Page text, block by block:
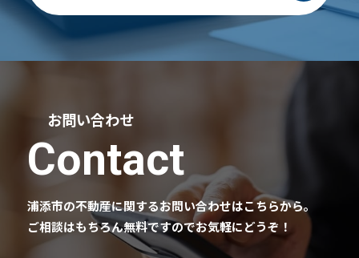
お問い合わせ
Contact
浦添市の不動産に関するお問い合わせはこちらから。
ご相談はもちろん無料ですのでお気軽にどうぞ！